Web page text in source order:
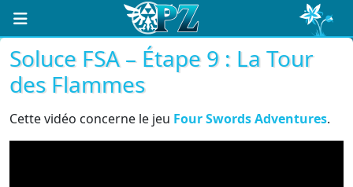
Soluce FSA – Étape 9 : La Tour
des Flammes
Cette vidéo concerne le jeu Four Swords Adventures.